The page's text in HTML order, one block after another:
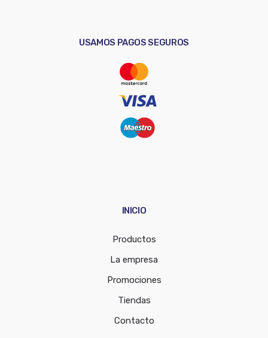
USAMOS PAGOS SEGUROS
INICIO
Productos
La empresa
Promociones
Tiendas
Contacto